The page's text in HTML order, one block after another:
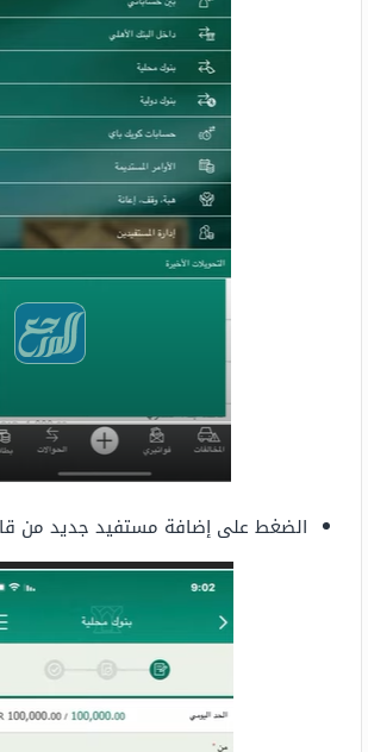
الضغط على إضافة مستفيد جديد من